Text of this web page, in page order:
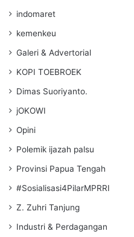
indomaret
kemenkeu
Galeri & Advertorial
KOPI TOEBROEK
Dimas Suoriyanto.
jOKOWI
Opini
Polemik ijazah palsu
Provinsi Papua Tengah
#Sosialisasi4PilarMPRRI
Z. Zuhri Tanjung
Industri & Perdagangan